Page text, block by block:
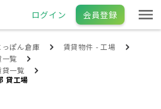
ログイン 会員登録
ぽん倉庫
賃貸物件 - 工場
覧
一覧
貸工場